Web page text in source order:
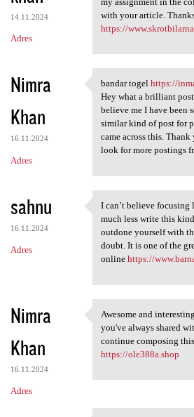
14.11.2024
Adres
with your article.
https://
Nimra
Khan
16.11.2024
Adres
bandar togel https:/
bandar togel https://
Hey what a brilliant
believe me I have been
similar kind of post for
came across this.
look for more postings
sahnu
16.11.2024
Adres
I can’t believe
I can’t believe focusing
much less write this
outdone yourself with
doubt. It is one of the
online https://
Nimra
Khan
16.11.2024
Adres
Awesome and
Awesome and
you've always shared
continue composing
https://ole388a.shop